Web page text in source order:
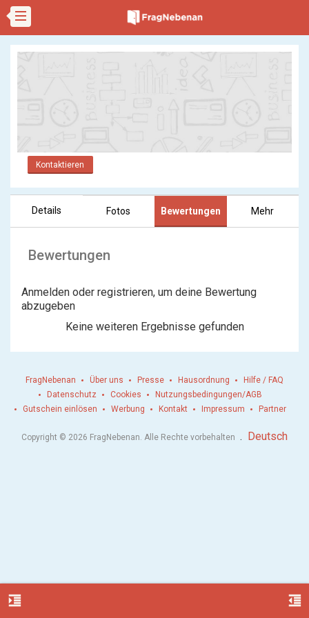
Kontaktieren
Details Fotos Bewertungen Mehr
Bewertungen
Anmelden oder registrieren, um deine Bewertung
abzugeben
Keine weiteren Ergebnisse gefunden
format_indent_increase format_indent_decrease
FragNebenan Über uns Presse Hausordnung
Hilfe / FAQ
Datenschutz
Cookies
Nutzungsbedingungen/AGB
Gutschein einlösen
Werbung Kontakt Impressum Partner
Copyright © 2026 FragNebenan. Alle Rechte vorbehalten . Deutsch